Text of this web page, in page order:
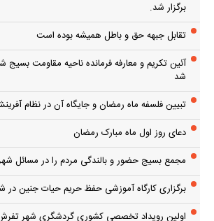
برگزار شد.
تقابل جبهه حق و باطل همیشه بوده است
آئین تکریم و معارفه فرمانده ناحیه مقاومت بسیج
شد
تبیین فلسفه ماه رمضان و جایگاه آن در نظام
دعای روز اول ماه مبارک رمضان
مجمع بسیج حضور و بالندگی مردم را در مسائل
برگزاری کارگاه آموزشی حفظ حریم حیات جنین
اولین رویداد تخصصی کشوری گردشگری شهر